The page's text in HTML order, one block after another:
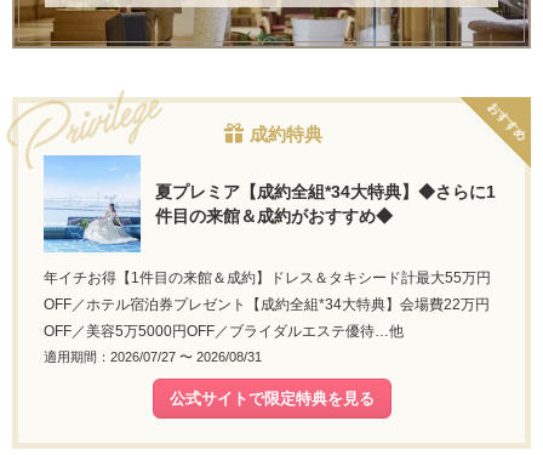
おすすめ
成約特典
夏プレミア【成約全組*34大特典】◆さらに1
件目の来館＆成約がおすすめ◆
年イチお得【1件目の来館＆成約】ドレス＆タキシード計最大55万円
OFF／ホテル宿泊券プレゼント【成約全組*34大特典】会場費22万円
OFF／美容5万5000円OFF／ブライダルエステ優待…他
適用期間：2026/07/27 〜 2026/08/31
公式サイトで限定特典を見る